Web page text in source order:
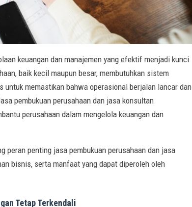
keuangan dan manajemen yang efektif menjadi kunci
baik kecil maupun besar, membutuhkan sistem
untuk memastikan bahwa operasional berjalan lancar dan
pembukuan perusahaan dan jasa konsultan
perusahaan dalam mengelola keuangan dan
peran penting jasa pembukuan perusahaan dan jasa
bisnis, serta manfaat yang dapat diperoleh oleh
Tetap Terkendali